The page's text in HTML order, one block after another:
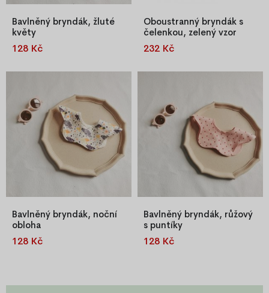
Bavlněný bryndák, žluté
květy
Vzorovaný bryndáček pro
128 Kč
Oboustranný bryndák s
čelenkou, zelený vzor
Ozdobný bavlněný bryndáček
232 Kč
Bavlněný bryndák, noční
obloha
Vzorovaný bryndáček pro
128 Kč
Bavlněný bryndák, růžový
s puntíky
Vzorovaný bryndáček pro
128 Kč